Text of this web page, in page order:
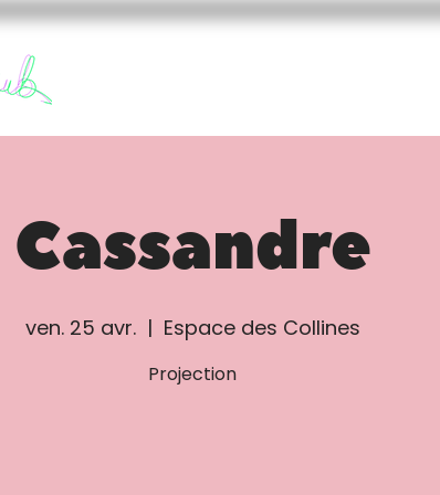
Cassandre
ven. 25 avr.
  |
Espace des Collines
Projection